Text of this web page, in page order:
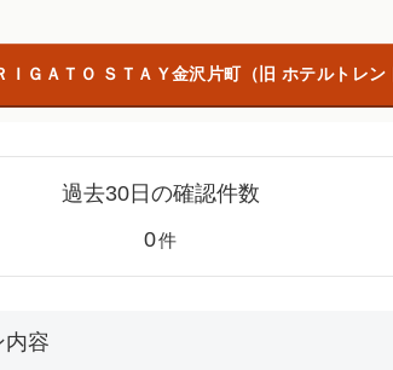
ＩＧＡＴＯ ＳＴＡＹ金沢片町（旧 ホテルトレン
過去30日の確認件数
0件
内容